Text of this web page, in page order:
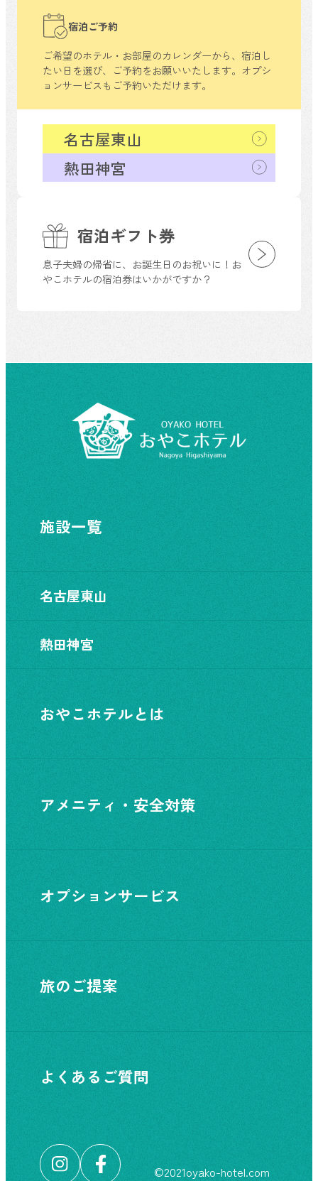
宿泊ギフト券
息子夫婦の帰省に、お誕生日のお祝いに！お
やこホテルの宿泊券はいかがですか？
宿泊ご予約
ご希望のホテル・お部屋のカレンダーから、 宿泊し
たい日を選び、ご予約をお願いいたします。 オプシ
ョンサービスもご予約いただけます。
熱田神宮
名古屋東山
施設一覧
名古屋東山
熱田神宮
おやこホテルとは
アメニティ・安全対策
オプションサービス
旅のご提案
よくあるご質問
©︎2021oyako-hotel.com